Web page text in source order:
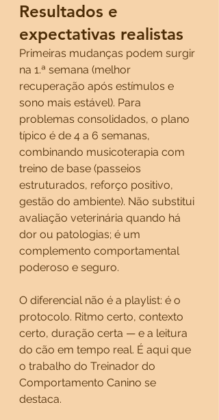
Resultados e
expectativas realistas
Primeiras mudanças podem surgir
na 1.ª semana (melhor
recuperação após estímulos e
sono mais estável). Para
problemas consolidados, o plano
típico é de 4 a 6 semanas,
combinando musicoterapia com
treino de base (passeios
estruturados, reforço positivo,
gestão do ambiente). Não substitui
avaliação veterinária quando há
dor ou patologias; é um
complemento comportamental
poderoso e seguro.
O diferencial não é a playlist: é o
protocolo. Ritmo certo, contexto
certo, duração certa — e a leitura
do cão em tempo real. É aqui que
o trabalho do Treinador do
Comportamento Canino se
destaca.